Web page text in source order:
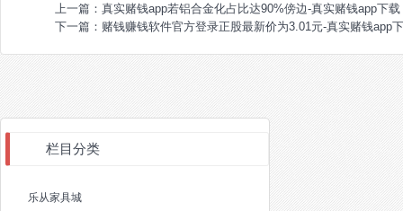
上一篇： 真实赌钱app若铝合金化占比达90%傍边-真实赌钱app下载
下一篇： 赌钱赚钱软件官方登录正股最新价为3.01元-真实赌钱app
栏目分类
乐从家具城